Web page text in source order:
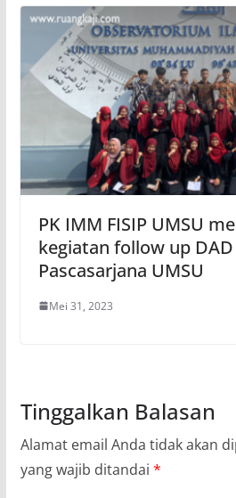
PK IMM FISIP UMSU
kegiatan follow up DAD
Pascasarjana UMSU
Mei 31, 2023
Tinggalkan Balasan
Alamat email Anda tidak akan
yang wajib ditandai *